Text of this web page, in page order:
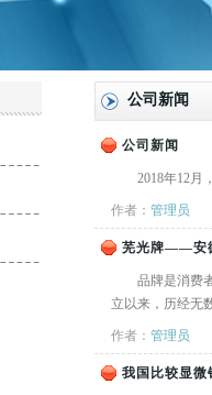
公司新闻
公司新闻
2018年12月
作者：管理员
芜光牌——安
品牌是消费
立以来，历经无
作者：管理员
我国比较显微